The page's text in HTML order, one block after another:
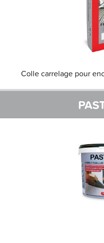
Colle carrelage pour